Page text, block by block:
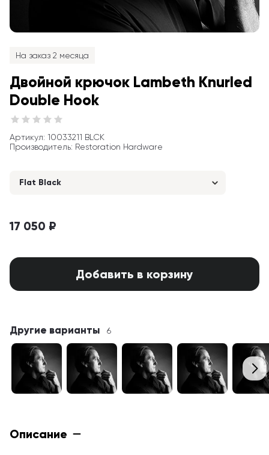
На заказ 2 месяца
Двойной крючок Lambeth Knurled
Double Hook
Артикул: 10033211 BLCK
Производитель: Restoration Hardware
Flat Black
17 050 ₽
Добавить в корзину
Другие варианты 6
Описание